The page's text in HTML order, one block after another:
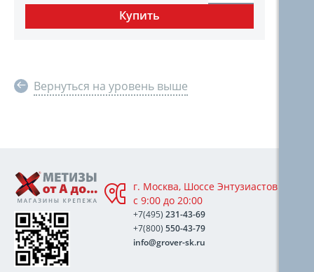
Вернуться на уровень выше
г. Москва, Шоссе Энтузиастов 76А,
с 9:00 до 20:00
+7(495) 231-43-69
+7(800) 550-43-79
info@grover-sk.ru